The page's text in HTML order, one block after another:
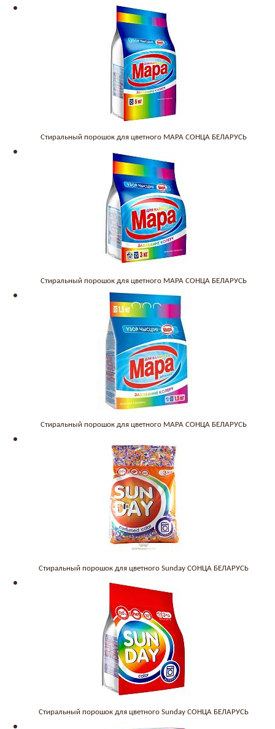
Стиральный порошок для цветного МАРА СОНЦА БЕЛАРУСЬ
Стиральный порошок для цветного МАРА СОНЦА БЕЛАРУСЬ
Стиральный порошок для цветного МАРА СОНЦА БЕЛАРУСЬ
Стиральный порошок для цветного Sunday СОНЦА БЕЛАРУСЬ
Стиральный порошок для цветного Sunday СОНЦА БЕЛАРУСЬ